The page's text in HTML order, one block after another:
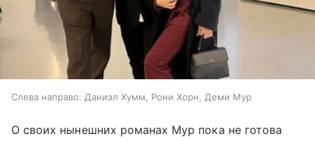
Слева направо: Даниэл Хумм, Рони Хорн, Деми Мур
О своих нынешних романах Мур пока не готова